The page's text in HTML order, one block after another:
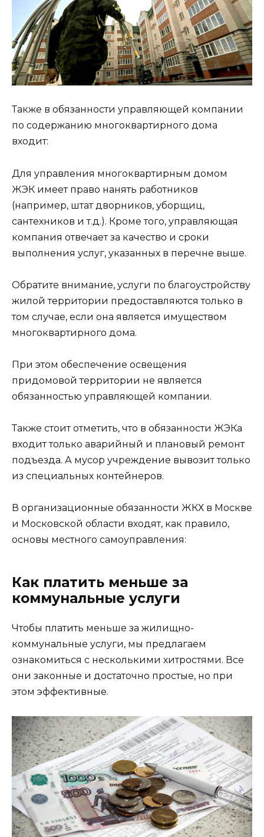
Также в обязанности управляющей компании
по содержанию многоквартирного дома
входит:
Для управления многоквартирным домом
ЖЭК имеет право нанять работников
(например, штат дворников, уборщиц,
сантехников и т.д.). Кроме того, управляющая
компания отвечает за качество и сроки
выполнения услуг, указанных в перечне выше.
Обратите внимание, услуги по благоустройству
жилой территории предоставляются только в
том случае, если она является имуществом
многоквартирного дома.
При этом обеспечение освещения
придомовой территории не является
обязанностью управляющей компании.
Также стоит отметить, что в обязанности ЖЭКа
входит только аварийный и плановый ремонт
подъезда. А мусор учреждение вывозит только
из специальных контейнеров.
В организационные обязанности ЖКХ в Москве
и Московской области входят, как правило,
основы местного самоуправления:
Как платить меньше за
коммунальные услуги
Чтобы платить меньше за жилищно-
коммунальные услуги, мы предлагаем
ознакомиться с несколькими хитростями. Все
они законные и достаточно простые, но при
этом эффективные.